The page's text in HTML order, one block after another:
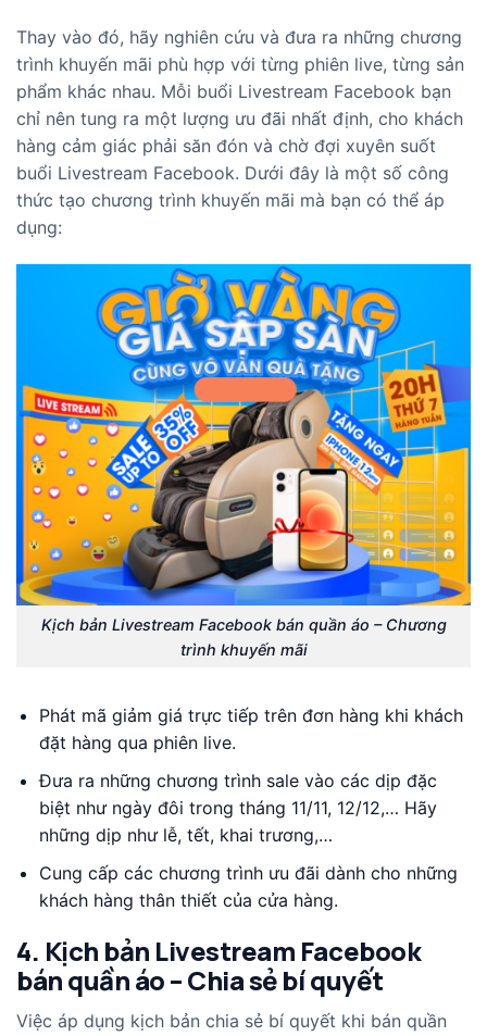
Thay vào đó, hãy nghiên cứu và đưa ra những chương
trình khuyến mãi phù hợp với từng phiên live, từng sản
phẩm khác nhau. Mỗi buổi Livestream Facebook bạn
chỉ nên tung ra một lượng ưu đãi nhất định, cho khách
hàng cảm giác phải săn đón và chờ đợi xuyên suốt
buổi Livestream Facebook. Dưới đây là một số công
thức tạo chương trình khuyến mãi mà bạn có thể áp
dụng:
Kịch bản Livestream Facebook bán quần áo – Chương
trình khuyến mãi
Phát mã giảm giá trực tiếp trên đơn hàng khi khách
đặt hàng qua phiên live.
Đưa ra những chương trình sale vào các dịp đặc
biệt như ngày đôi trong tháng 11/11, 12/12,… Hãy
những dịp như lễ, tết, khai trương,…
Cung cấp các chương trình ưu đãi dành cho những
khách hàng thân thiết của cửa hàng.
4. Kịch bản Livestream Facebook
bán quần áo – Chia sẻ bí quyết
Việc áp dụng kịch bản chia sẻ bí quyết khi bán quần